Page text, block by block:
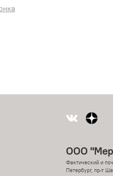
ООО
Фактический и
Петербург, пр-т